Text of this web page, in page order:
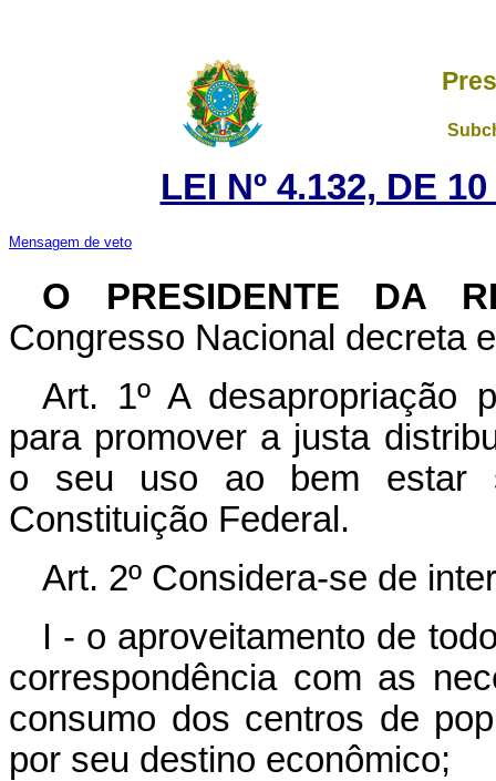
LEI Nº 4.132, DE
Mensagem de veto
O PRESIDENTE DA
Congresso Nacional decreta
Art. 1º A desapropriação
para promover a justa
o seu uso ao bem estar
Constituição Federal.
Art. 2º Considera-se de
I - o aproveitamento de
correspondência com as
consumo dos centros de
por seu destino econômico;